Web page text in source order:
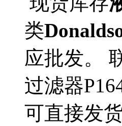
类
应批发。
过滤器
可直接发